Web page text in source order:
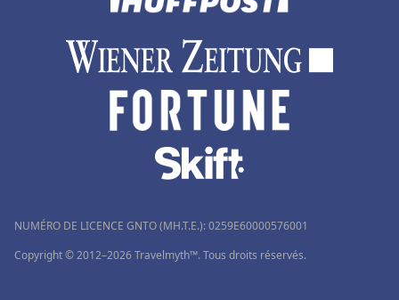
NUMÉRO DE LICENCE GNTO (MH.T.E.): 0259Ε60000576001
Copyright © 2012–2026 Travelmyth™. Tous droits réservés.